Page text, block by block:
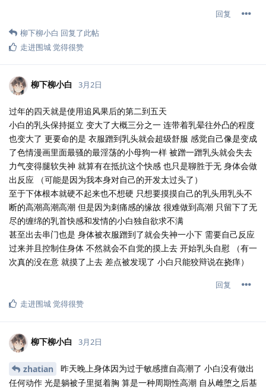
回复
柳下柳小白 回复了此帖
走进围城觉得很赞
柳下柳小白 3月2日
过年的四天就是使用追风果后的第二到五天
小白的乳头保持挺立 变大了大概三分之一 连带着乳晕往外凸的程度
也变大了 更要命的是 衣服蹭到乳头就会超级舒服 感觉自己像是变成
了色情漫画里面最骚的最淫荡的小母狗一样 被蹭一蹭乳头就会失去
力气变得腿软失神 就算有在抵抗这个快感 也只是聊胜于无 身体会做
出反应 （可能是因为我本身对自己的开发太过头了）
至于下体根本就硬不起来也不想硬 只想要摸摸自己的乳头用乳头不
断的高潮高潮高潮 但是因为刺痛感的缘故 很难做到高潮 只留下了无
尽的缠绵的乳首快感和发情的小白独自欲求不满
甚至出去串门也是 身体被衣服蹭到了就会失神一小下 需要自己反应
过来并且控制住身体 不然就会不自觉的摸上去 开始乳头自慰 （有一
次真的没在意 就摸了上去 差点被发现了 小白只能狡辩说在挠痒）
回复
走进围城觉得很赞
柳下柳小白 3月2日
zhatian
昨天晚上身体因为过于敏感擅自高潮了 小白没有做出
任何动作 光是躺被子里挺着胸 算是一种周期性高潮 自从雌堕之后基